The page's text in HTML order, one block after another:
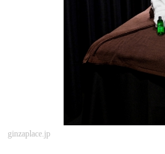
ginzaplace.jp